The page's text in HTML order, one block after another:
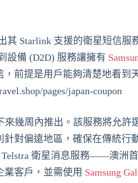
其 Starlink 支援的衛星短信
設備 (D2D) 服務讓擁有
前提是用戶能夠清楚地看到
pages/japan-coupon
來幾周內推出。該服務將允
對偏遠地區，確保在傳統行
衛星消息服務——澳洲
客戶，並需使用 Samsung